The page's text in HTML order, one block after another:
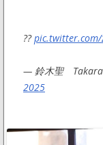
??pic.twitter.com/
— 鈴木聖 Takara
2025